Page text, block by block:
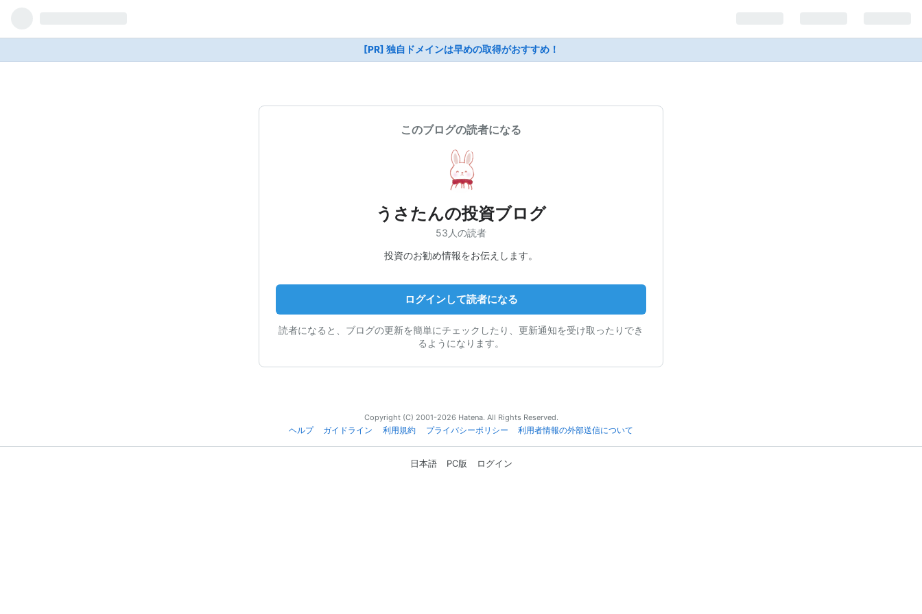
[PR] 独自ドメインは早めの取得がおすすめ！
このブログの読者になる
うさたんの投資ブログ
53人の読者
投資のお勧め情報をお伝えします。
ログインして読者になる
読者になると、ブログの更新を簡単にチェックしたり、更新通知を受け取ったりでき
るようになります。
Copyright (C) 2001-2026 Hatena. All Rights Reserved.
ヘルプ
ガイドライン 利用規約 プライバシーポリシー 利用者情報の外部送信について
日本語 PC版 ログイン